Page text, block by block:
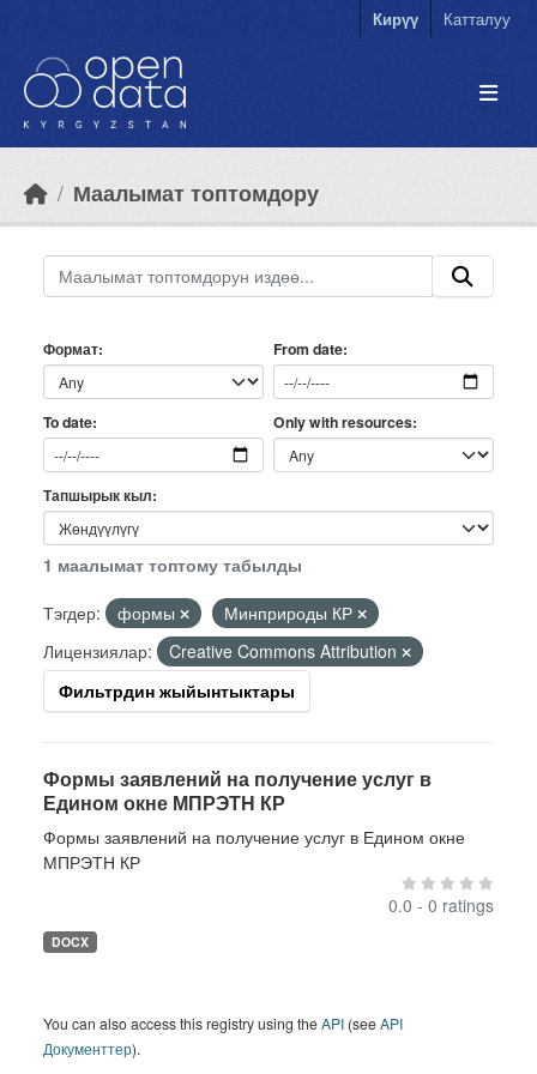
Кирүү Катталуу
Маалымат топтомдору
Формат From date
To date Only with resources
Тапшырык кыл
1 маалымат топтому табылды
Тэгдер:
формы
Минприроды КР
Лицензиялар:
Creative Commons Attribution
Фильтрдин жыйынтыктары
Формы заявлений на получение услуг в
Едином окне МПРЭТН КР
Формы заявлений на получение услуг в Едином окне
МПРЭТН КР
0.0 - 0 ratings
DOCX
You can also access this registry using theAPI (seeAPI
Документтер).